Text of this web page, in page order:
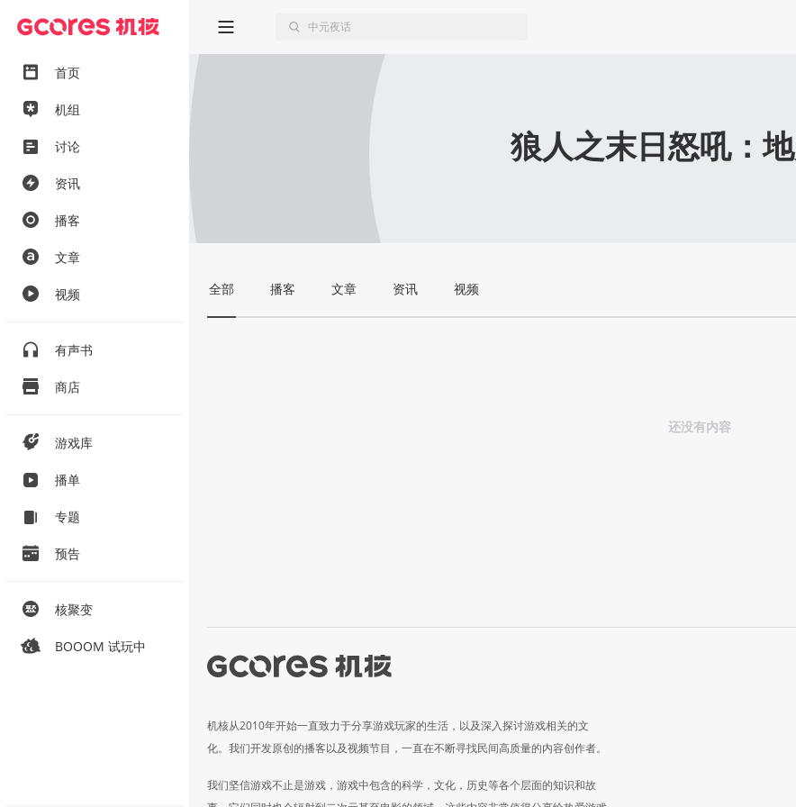
首页
机组
讨论
资讯
播客
文章
视频
有声书
商店
游戏库
播单
专题
预告
核聚变
BOOOM 试玩中
狼人之末日怒吼：
全部 播客 文章 资讯 视频
还没有内容
机核从2010年开始一直致力于分享游戏玩家的生活，以及深入探讨游戏相关的文
化。我们开发原创的播客以及视频节目，一直在不断寻找民间高质量的内容创作者。
我们坚信游戏不止是游戏，游戏中包含的科学，文化，历史等各个层面的知识和故